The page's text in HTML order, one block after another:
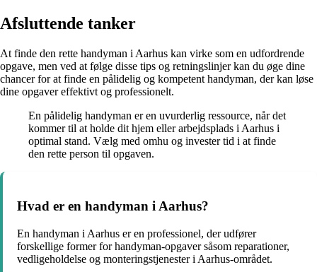
Afsluttende tanker
At finde den rette handyman i Aarhus kan virke som en udfordrende
opgave, men ved at følge disse tips og retningslinjer kan du øge dine
chancer for at finde en pålidelig og kompetent handyman, der kan løse
dine opgaver effektivt og professionelt.
En pålidelig handyman er en uvurderlig ressource, når det
kommer til at holde dit hjem eller arbejdsplads i Aarhus i
optimal stand. Vælg med omhu og invester tid i at finde
den rette person til opgaven.
Hvad er en handyman i Aarhus?
En handyman i Aarhus er en professionel, der udfører
forskellige former for handyman-opgaver såsom reparationer,
vedligeholdelse og monteringstjenester i Aarhus-området.